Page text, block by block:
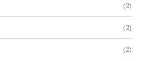
(2)
(2)
(2)